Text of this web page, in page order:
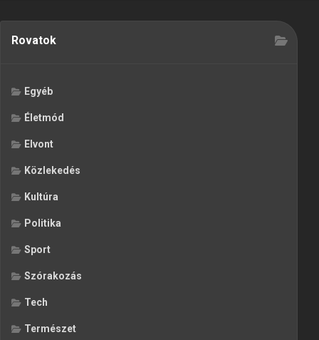
Rovatok
Egyéb
Életmód
Elvont
Közlekedés
Kultúra
Politika
Sport
Szórakozás
Tech
Természet